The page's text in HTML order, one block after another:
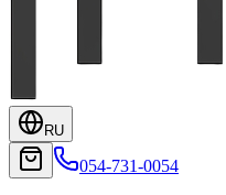
RU
054-731-0054